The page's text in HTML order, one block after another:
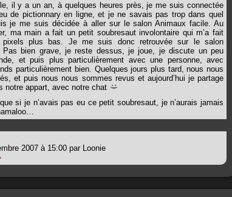
il y a un an, à quelques heures près, je me suis connectée
de pictionnary en ligne, et je ne savais pas trop dans quel
je me suis décidée à aller sur le salon Animaux facile. Au
ma main a fait un petit soubresaut involontaire qui m’a fait
pixels plus bas. Je me suis donc retrouvée sur le salon
Pas bien grave, je reste dessus, je joue, je discute un peu
et puis plus particulièrement avec une personne, avec
particulièrement bien. Quelques jours plus tard, nous nous
et puis nous nous sommes revus et aujourd’hui je partage
notre appart, avec notre chat
si je n’avais pas eu ce petit soubresaut, je n’aurais jamais
2007 à 15:00 par Loonie